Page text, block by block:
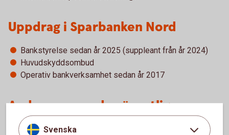
Uppdrag i Sparbanken Nord
Bankstyrelse sedan år 2025 (suppleant från år 2024)
Huvudskyddsombud
Operativ bankverksamhet sedan år 2017
Andra nuvarande väsentliga
uppdragSvenska